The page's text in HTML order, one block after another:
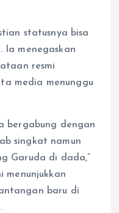
statusnya bisa
Ia menegaskan
resmi
media menunggu
bergabung dengan
singkat namun
Garuda di dada,”
menunjukkan
baru di